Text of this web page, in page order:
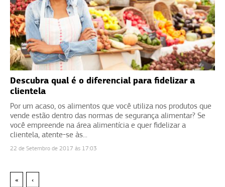
Descubra qual é o diferencial para fidelizar a
clientela
Por um acaso, os alimentos que você utiliza nos produtos que
vende estão dentro das normas de segurança alimentar? Se
você empreende na área alimentícia e quer fidelizar a
clientela, atente-se às...
22 de Setembro de 2017 às 17:03
«
‹